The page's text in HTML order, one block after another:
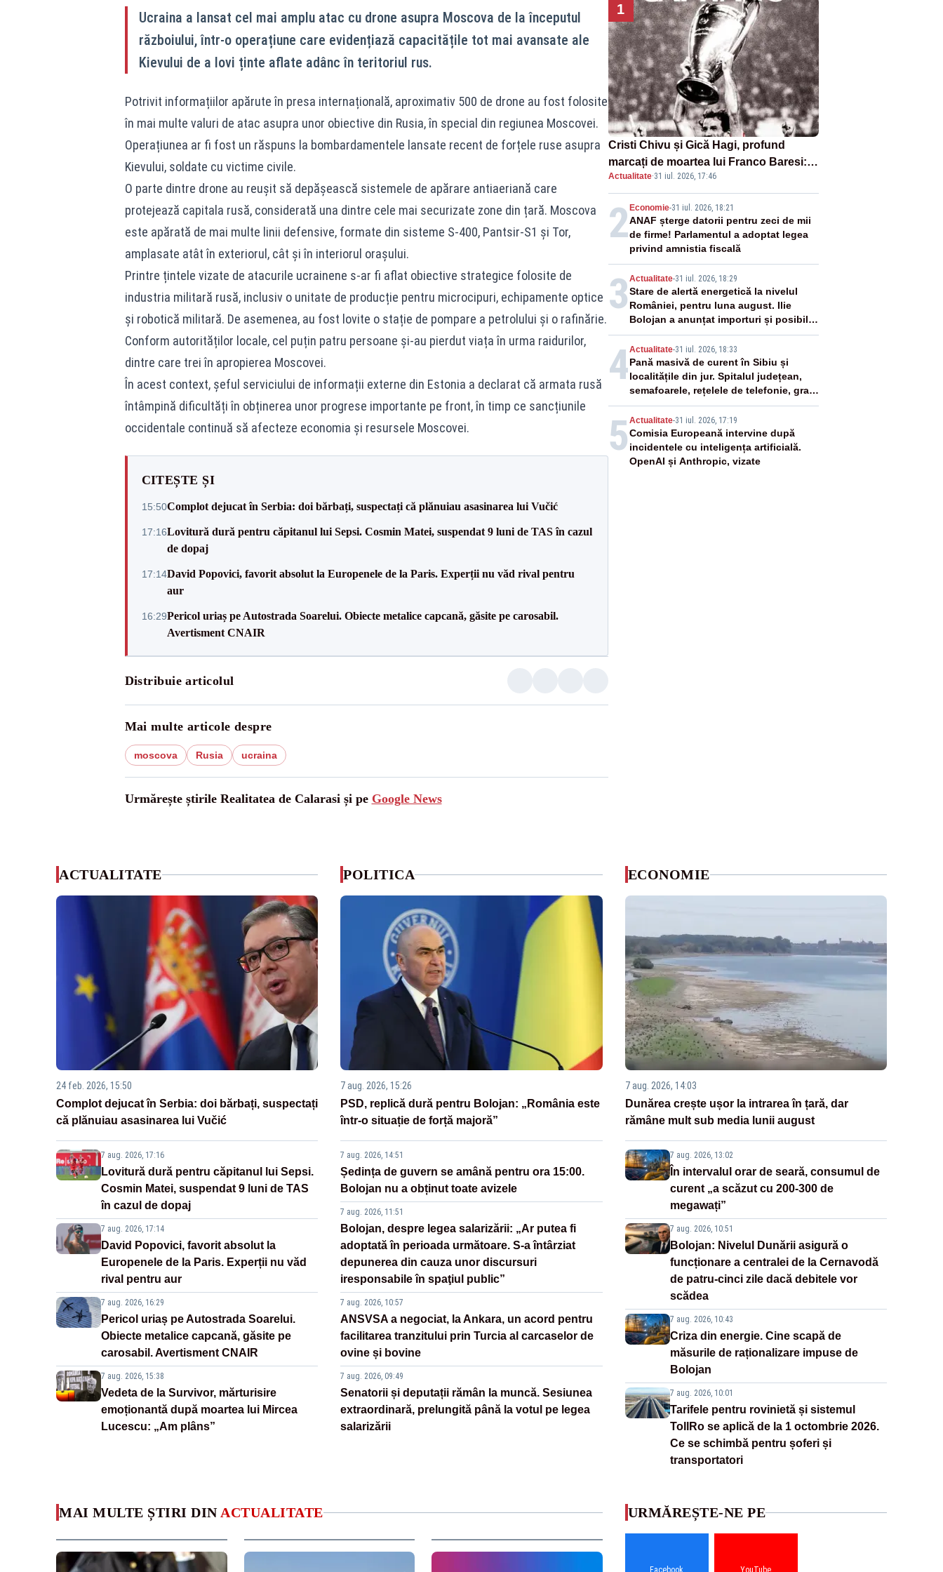
Ucraina a lansat cel mai amplu atac cu drone asupra Moscova de la începutul
războiului, într-o operațiune care evidențiază capacitățile tot mai avansate ale
Kievului de a lovi ținte aflate adânc în teritoriul rus.
Potrivit informațiilor apărute în presa internațională, aproximativ 500 de drone au fost folosite
în mai multe valuri de atac asupra unor obiective din Rusia, în special din regiunea Moscovei.
Operațiunea ar fi fost un răspuns la bombardamentele lansate recent de forțele ruse asupra
Kievului, soldate cu victime civile.
O parte dintre drone au reușit să depășească sistemele de apărare antiaeriană care
protejează capitala rusă, considerată una dintre cele mai securizate zone din țară. Moscova
este apărată de mai multe linii defensive, formate din sisteme S-400, Pantsir-S1 și Tor,
amplasate atât în exteriorul, cât și în interiorul orașului.
Printre țintele vizate de atacurile ucrainene s-ar fi aflat obiective strategice folosite de
industria militară rusă, inclusiv o unitate de producție pentru microcipuri, echipamente optice
și robotică militară. De asemenea, au fost lovite o stație de pompare a petrolului și o rafinărie.
Conform autorităților locale, cel puțin patru persoane și-au pierdut viața în urma raidurilor,
dintre care trei în apropierea Moscovei.
În acest context, șeful serviciului de informații externe din Estonia a declarat că armata rusă
întâmpină dificultăți în obținerea unor progrese importante pe front, în timp ce sancțiunile
occidentale continuă să afecteze economia și resursele Moscovei.
CITEȘTE ȘI
15:50Complot dejucat în Serbia: doi bărbați, suspectați că plănuiau asasinarea lui Vučić
17:16Lovitură dură pentru căpitanul lui Sepsi. Cosmin Matei, suspendat 9 luni de TAS în cazul
de dopaj
17:14David Popovici, favorit absolut la Europenele de la Paris. Experții nu văd rival pentru
aur
16:29Pericol uriaș pe Autostrada Soarelui. Obiecte metalice capcană, găsite pe carosabil.
Avertisment CNAIR
Distribuie articolul
Mai multe articole despre
moscova Rusia ucraina
Urmărește știrile Realitatea de Calarasi și pe Google News
1
Cristi Chivu și Gică Hagi, profund
marcați de moartea lui Franco Baresi:
„O legendă a fotbalului mondial”
Actualitate·31 iul. 2026, 17:46
2 Economie-31 iul. 2026, 18:21
ANAF șterge datorii pentru zeci de mii
de firme! Parlamentul a adoptat legea
privind amnistia fiscală
3 Actualitate-31 iul. 2026, 18:29
Stare de alertă energetică la nivelul
României, pentru luna august. Ilie
Bolojan a anunțat importuri și posibile
restricții – VIDEO
4Actualitate-31 iul. 2026, 18:33
Pană masivă de curent în Sibiu și
localitățile din jur. Spitalul județean,
semafoarele, rețelele de telefonie, grav
afectate
5 Actualitate-31 iul. 2026, 17:19
Comisia Europeană intervine după
incidentele cu inteligența artificială.
OpenAI și Anthropic, vizate
ACTUALITATE
24 feb. 2026, 15:50
Complot dejucat în Serbia: doi bărbați, suspectați
că plănuiau asasinarea lui Vučić
7 aug. 2026, 17:16
Lovitură dură pentru căpitanul lui Sepsi.
Cosmin Matei, suspendat 9 luni de TAS
în cazul de dopaj
7 aug. 2026, 17:14
David Popovici, favorit absolut la
Europenele de la Paris. Experții nu văd
rival pentru aur
7 aug. 2026, 16:29
Pericol uriaș pe Autostrada Soarelui.
Obiecte metalice capcană, găsite pe
carosabil. Avertisment CNAIR
7 aug. 2026, 15:38
Vedeta de la Survivor, mărturisire
emoționantă după moartea lui Mircea
Lucescu: „Am plâns”
POLITICA
7 aug. 2026, 15:26
PSD, replică dură pentru Bolojan: „România este
într-o situație de forță majoră”
7 aug. 2026, 14:51
Ședința de guvern se amână pentru ora 15:00.
Bolojan nu a obținut toate avizele
7 aug. 2026, 11:51
Bolojan, despre legea salarizării: „Ar putea fi
adoptată în perioada următoare. S-a întârziat
depunerea din cauza unor discursuri
iresponsabile în spaţiul public”
7 aug. 2026, 10:57
ANSVSA a negociat, la Ankara, un acord pentru
facilitarea tranzitului prin Turcia al carcaselor de
ovine și bovine
7 aug. 2026, 09:49
Senatorii și deputații rămân la muncă. Sesiunea
extraordinară, prelungită până la votul pe legea
salarizării
ECONOMIE
7 aug. 2026, 14:03
Dunărea crește ușor la intrarea în țară, dar
rămâne mult sub media lunii august
7 aug. 2026, 13:02
În intervalul orar de seară, consumul de
curent „a scăzut cu 200-300 de
megawați”
7 aug. 2026, 10:51
Bolojan: Nivelul Dunării asigură o
funcționare a centralei de la Cernavodă
de patru-cinci zile dacă debitele vor
scădea
7 aug. 2026, 10:43
Criza din energie. Cine scapă de
măsurile de raționalizare impuse de
Bolojan
7 aug. 2026, 10:01
Tarifele pentru rovinietă și sistemul
TollRo se aplică de la 1 octombrie 2026.
Ce se schimbă pentru șoferi și
transportatori
MAI MULTE ȘTIRI DIN ACTUALITATE URMĂREȘTE-NE PE